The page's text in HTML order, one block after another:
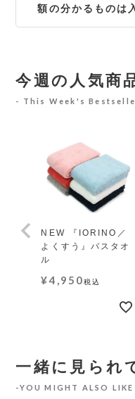
額の分かるものは
今週の人気商
This Week's
NEW 『IORINO／
よくすう』バスタオ
ル
¥4,950税込
一緒に見られ
YOU MIGHT ALSO LIKE